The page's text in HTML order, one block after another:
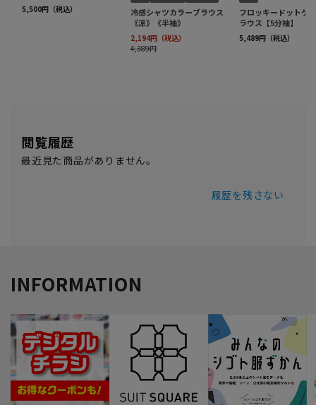
閲覧履歴
最近見た商品がありません。
履歴を残さない
INFORMATION